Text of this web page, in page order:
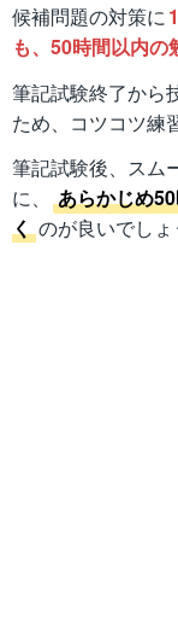
候補問題の対策に
も、50時間以内の
筆記試験終了から
ため、コツコツ練
筆記試験後、スム
に、
あらかじめ
く のが良いでしょ